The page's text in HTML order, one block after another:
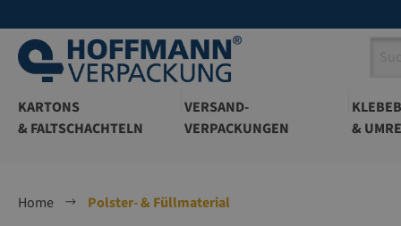
KARTONS
& FALTSCHACHTELN
VERSAND-
VERPACKUNGEN
&
Home
Polster- & Füllmaterial